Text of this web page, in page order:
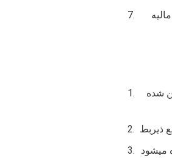
شده
ذیربط
میشود